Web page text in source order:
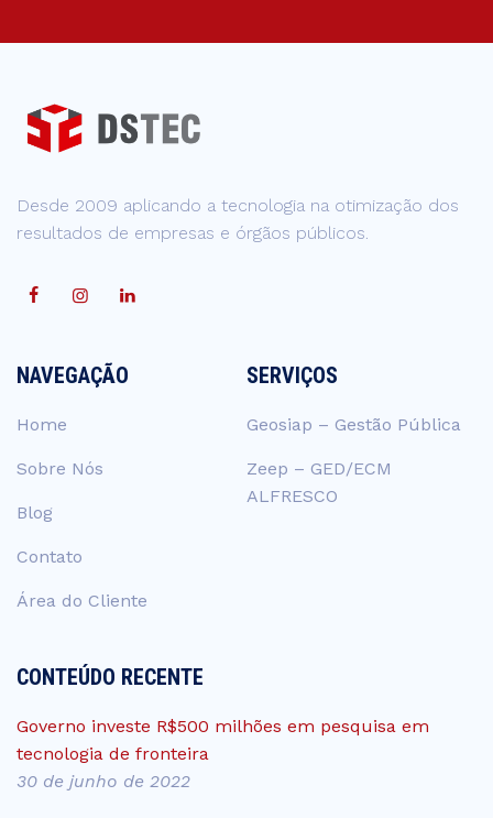
Desde 2009 aplicando a tecnologia na otimização dos
resultados de empresas e órgãos públicos.
NAVEGAÇÃO
Home
Sobre Nós
Blog
Contato
Área do Cliente
SERVIÇOS
Geosiap – Gestão Pública
Zeep – GED/ECM
ALFRESCO
CONTEÚDO RECENTE
Governo investe R$500 milhões em pesquisa em
tecnologia de fronteira
30 de junho de 2022